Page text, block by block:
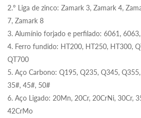
2.º Liga de zinco: Zamark 3, Zamark 4,
7, Zamark 8
3. Alumínio forjado e perfilado: 6061,
4. Ferro fundido: HT200, HT250, HT300,
QT700
5. Aço Carbono: Q195, Q235, Q345,
35#, 45#, 50#
6. Aço Ligado: 20Mn, 20Cr, 20CrNi, 30Cr,
42CrMo